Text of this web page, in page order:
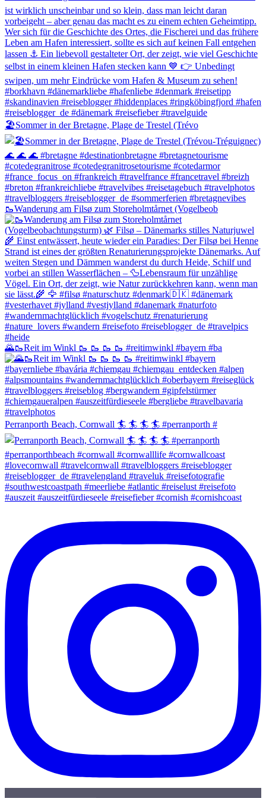
🏖️​Sommer in der Bretagne, Plage de Trestel (Trévo
🥾Wanderung am Filsø zum Storeholmtårnet (Vogelbeob
🌄​🥾​Reit im Winkl 🥾 🥾 🥾 🥾 #reitimwinkl #bayern #ba
Perranporth Beach, Cornwall 🏄 🏄 🏄 🏄 #perranporth #